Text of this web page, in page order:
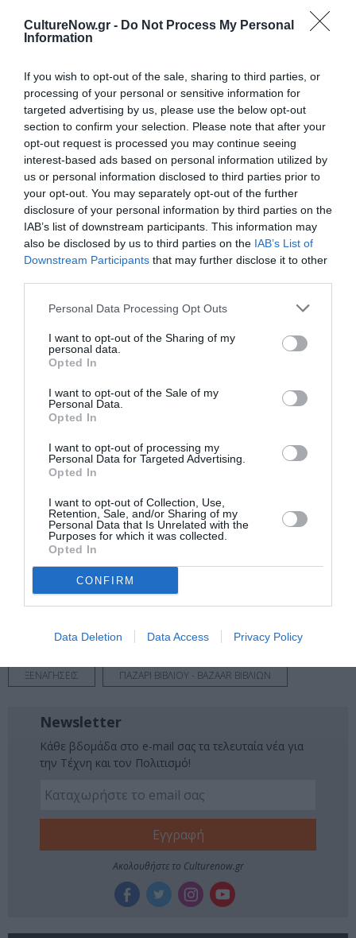
CultureNow.gr - Do Not Process My Personal
Information
If you wish to opt-out of the sale, sharing to third parties, or
processing of your personal or sensitive information for
targeted advertising by us, please use the below opt-out
section to confirm your selection. Please note that after your
opt-out request is processed you may continue seeing
interest-based ads based on personal information utilized by
us or personal information disclosed to third parties prior to
your opt-out. You may separately opt-out of the further
disclosure of your personal information by third parties on the
IAB’s list of downstream participants. This information may
also be disclosed by us to third parties on the IAB’s List of
Downstream Participants that may further disclose it to other
Personal Data Processing Opt Outs
I want to opt-out of the Sharing of my
personal data.
Opted In
I want to opt-out of the Sale of my
Personal Data.
Opted In
I want to opt-out of processing my
Personal Data for Targeted Advertising.
Opted In
I want to opt-out of Collection, Use,
Retention, Sale, and/or Sharing of my
Personal Data that Is Unrelated with the
Purposes for which it was collected.
Opted In
CONFIRM
Data Deletion Data Access Privacy Policy
στις 18 Δεκεμβρίου παιδιά ηλικίας 13 έως 15 ετών θα
δημιουργήσουν, με βάση το εικαστικό έργο του
Παύλου Διονυσόπουλου
Επίσης, από τις 10 έως τις 30 Δεκεμβρίου θα υπάρχει
bazaar βιβλίων με τις εκδόσεις του παραρτήματος σε
έκπτωση 50%.
Η Εθνική Πινακοθήκη – Μουσείο Αλεξάνδρου Σούτσου
παραμένει πάντα ένας πολυδιάστατος, ζωντανός
οργανισμός σε ουσιαστική αλληλεπίδραση με την
κοινωνία. Γι’ αυτό όσοι βρεθείτε στην Αθήνα, στη
Σπάρτη ή στο Ναύπλιο, ελάτε να γιορτάσουμε όλοι μαζί
τα Χριστούγεννα στην #ΠινακοθήκηΜΑΣ!
Κεντρική φωτογραφία θέματος: Χριστουγεννιάτικο δέντρο,
Βικάτος Σπύρος (Αργοστόλι Κεφαλλονιάς 1878 – Αθήνα
Διαβάστε επίσης:
Εθνική Πινακοθήκη: Το πρόγραμμα 2023-2024 παρουσίασε η
νέα Διευθύντρια Συραγώ Τσιάρα
μάθετε πρώτοι όλες τις ειδήσεις
Πολιτισμό στοCulturenow.gr
Νέοι Διαγωνισμοί
Tags
ΞΕΝΑΓΗΣΕΙΣ
ΠΑΖΑΡΙ ΒΙΒΛΙΟΥ - BAZAAR ΒΙΒΛΙΩΝ
Newsletter
Κάθε βδομάδα στο e-mail σας τα τελευταία νέα για
την Τέχνη και τον Πολιτισμό!
Ακολουθήστε το Culturenow.gr